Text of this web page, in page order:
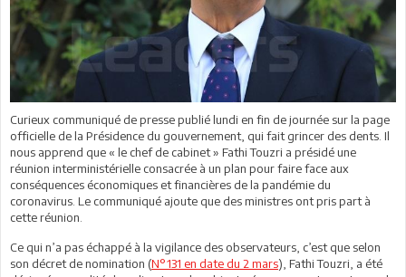
Curieux communiqué de presse publié lundi en fin de journée sur la page
officielle de la Présidence du gouvernement, qui fait grincer des dents. Il
nous apprend que « le chef de cabinet » Fathi Touzri a présidé une
réunion interministérielle consacrée à un plan pour faire face aux
conséquences économiques et financières de la pandémie du
coronavirus. Le communiqué ajoute que des ministres ont pris part à
cette réunion.
Ce qui n’a pas échappé à la vigilance des observateurs, c’est que selon
son décret de nomination (N°131 en date du 2 mars), Fathi Touzri, a été